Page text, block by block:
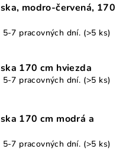
modro-červená, 170
5-7 pracovných dní. (>5 ks)
170 cm hviezda
5-7 pracovných dní. (>5 ks)
170 cm modrá a
5-7 pracovných dní. (>5 ks)